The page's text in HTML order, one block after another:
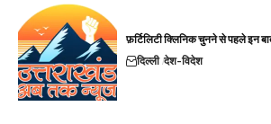
फ़र्टिलिटी क्लिनिक चुनने से पहले इन
दिल्ली देश-विदेश